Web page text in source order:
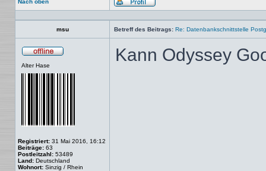
Nach oben
Profil
msu Betreff des Beitrags: Re: Datenbankschnittstelle
Alter Hase
Registriert: 31 Mai 2016, 16:12
Beiträge: 63
Postleitzahl: 53489
Land: Deutschland
Wohnort: Sinzig / Rhein
Kann Odyssey